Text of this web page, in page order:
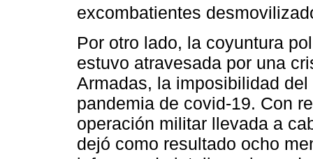
excombatientes
Por otro lado, la coyuntura
estuvo atravesada por una
Armadas, la imposibilidad
pandemia de covid-19. Con
operación militar llevada a
dejó como resultado ocho